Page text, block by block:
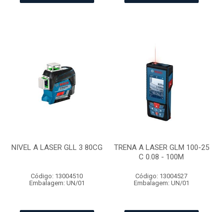
NIVEL A LASER GLL 3 80CG
Código: 13004510
Embalagem: UN/01
TRENA A LASER GLM 100-25
C 0.08 - 100M
Código: 13004527
Embalagem: UN/01